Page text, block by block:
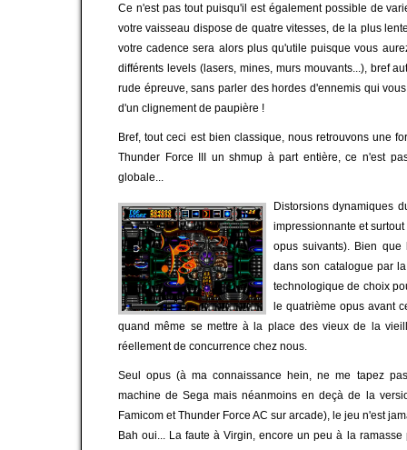
Ce n'est pas tout puisqu'il est également possible de
votre vaisseau dispose de quatre vitesses, de la plus
votre cadence sera alors plus qu'utile puisque vous
différents levels (lasers, mines, murs mouvants...), bref
rude épreuve, sans parler des hordes d'ennemis qui
d'un clignement de paupière !
Bref, tout ceci est bien classique, nous retrouvons une
Thunder Force III un shmup à part entière, ce n'est
globale...
Distorsions dynamiques
impressionnante et
opus suivants). Bien que
dans son catalogue par
technologique de choix
le quatrième opus avant
quand même se mettre à la place des vieux de la
réellement de concurrence chez nous.
Seul opus (à ma connaissance hein, ne me tapez
machine de Sega mais néanmoins en deçà de la
Famicom et Thunder Force AC sur arcade), le jeu n'est
Bah oui... La faute à Virgin, encore un peu à la